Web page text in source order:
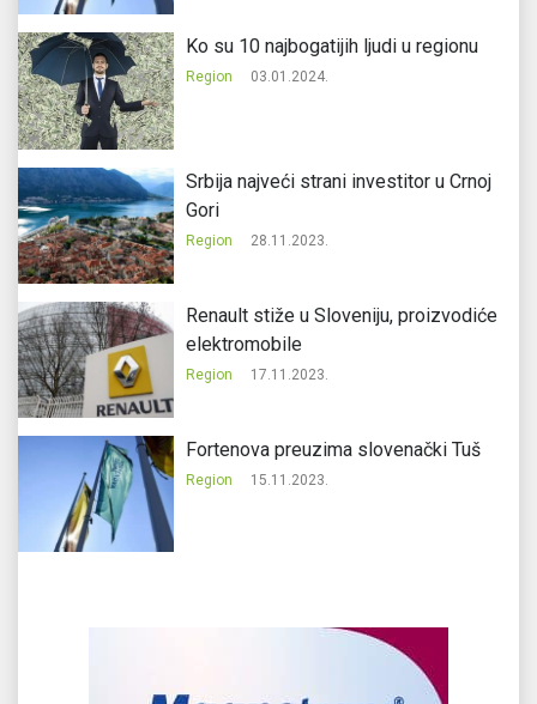
Ko su 10 najbogatijih ljudi u regionu
Region 03.01.2024.
Srbija najveći strani investitor u Crnoj
Gori
Region 28.11.2023.
Renault stiže u Sloveniju, proizvodiće
elektromobile
Region 17.11.2023.
Fortenova preuzima slovenački Tuš
Region 15.11.2023.